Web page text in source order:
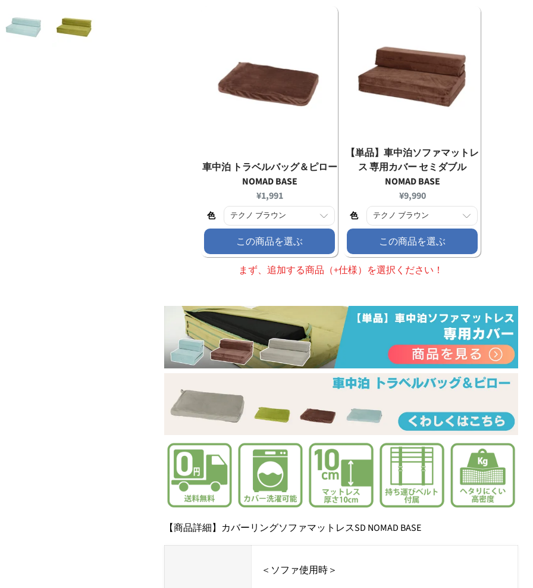
車中泊 トラベルバッグ＆ピロー
NOMAD BASE
Current
price:
¥1,991
色
この商品を選ぶ
【単品】車中泊ソファマットレ
ス 専用カバー セミダブル
NOMAD BASE
Current
price:
¥9,990
色
この商品を選ぶ
まず、追加する商品（+仕様）を選択ください！
【商品詳細】 カバーリングソファマットレスSD NOMAD BASE
＜ソファ使用時＞